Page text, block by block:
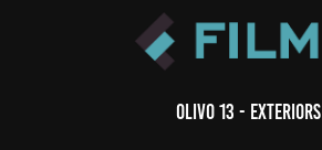
Olivo 13 - Exteriors